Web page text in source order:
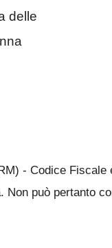
delle
- Codice Fiscale
può pertanto